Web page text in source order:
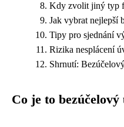
Kdy zvolit jiný typ
Jak vybrat nejlepší
Tipy pro sjednání
Rizika nesplácení
Shrnutí:
Co je to bezúčelový